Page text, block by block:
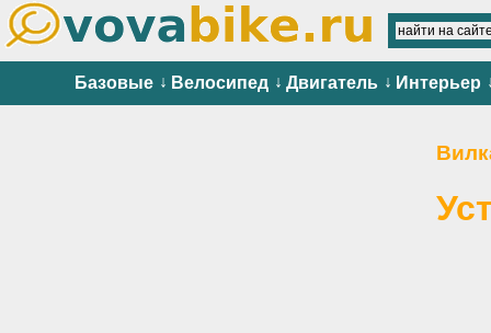
Базовые ↓ Велосипед ↓ Двигатель ↓ Интерьер